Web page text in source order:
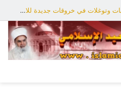
العدوان على غزة: شهيد وإصابات وتوغلات في خروقات جديدة للاحتلال